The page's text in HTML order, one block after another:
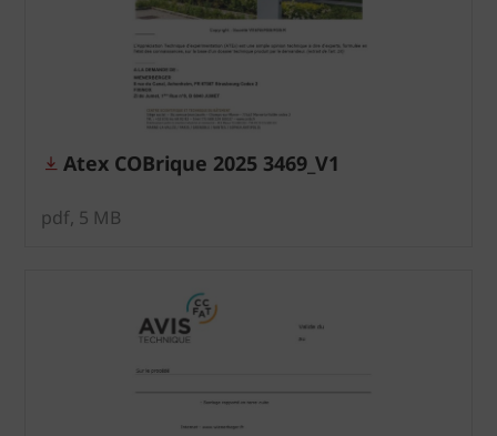
Atex COBrique 2025 3469_V1
pdf, 5 MB